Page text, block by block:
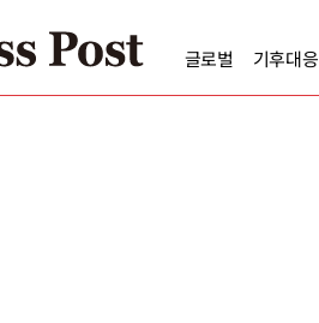
글로벌 기후대응